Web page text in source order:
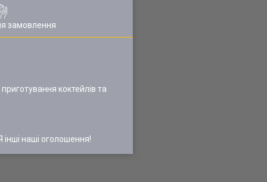
замовлення
коктейлів та
наші оголошення!